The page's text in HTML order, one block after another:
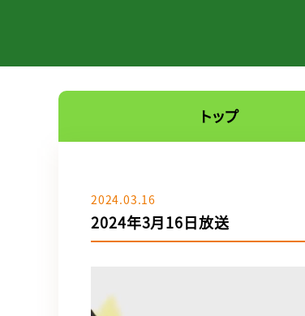
トップ
2024.03.16
2024年3月16日放送